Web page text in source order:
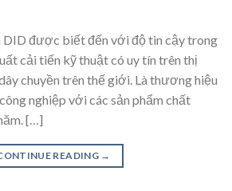
DID được biết đến với độ tin cậy trong
cải tiến kỹ thuật có uy tín trên thị
chuyền trên thế giới. Là thương hiệu
nghiệp với các sản phẩm chất
[…]
READING →